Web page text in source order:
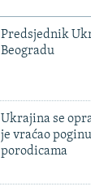
Predsjednik
Beogradu
Ukrajina se
je vraćao
porodicama